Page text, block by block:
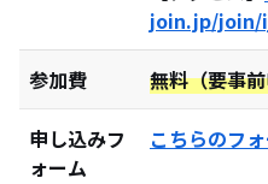
join.jp/
参加費 無料（要事
申し込みフ
ォーム
こちらのフ